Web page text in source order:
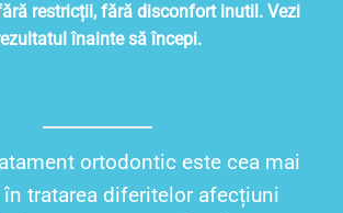
restricții, fără disconfort inutil. Vezi
înainte să începi.
ortodontic este cea mai
tratarea diferitelor afecțiuni